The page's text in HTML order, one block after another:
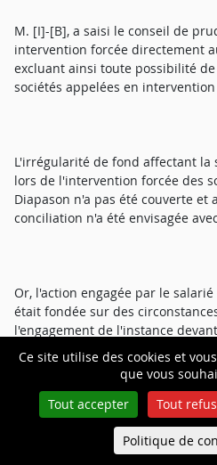
Ce site utilise des cookies et
que vous
Tout accepter
Tout
Politique de
M. [I]-[B], a saisi le conseil de
intervention forcée directement
excluant ainsi toute possibilité
sociétés appelées en
L'irrégularité de fond affectant la
lors de l'intervention forcée des
Diapason n'a pas été couverte et
conciliation n'a été envisagée
Or, l'action engagée par le
était fondée sur des
l'engagement de l'instance
dès lors que M. [I]-[B] avait
factures de prestations pour les
Queue-Fair